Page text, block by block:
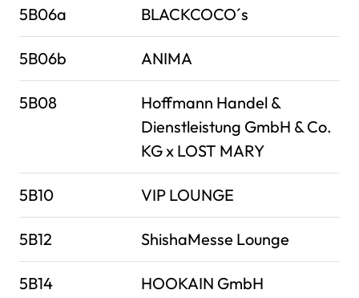
5B06a BLACKCOCO´s
5B06b ANIMA
5B08
Hoffmann Handel &
Dienstleistung GmbH & Co.
KG x LOST MARY
5B10 VIP LOUNGE
5B12 ShishaMesse Lounge
5B14 HOOKAIN GmbH